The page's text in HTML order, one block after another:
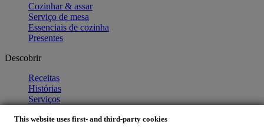
This website uses first- and third-party cookies
Cozinhar & assar
Serviço de mesa
Essenciais de cozinha
Presentes
Descobrir
Receitas
Histórias
Serviços
Cartão-presente